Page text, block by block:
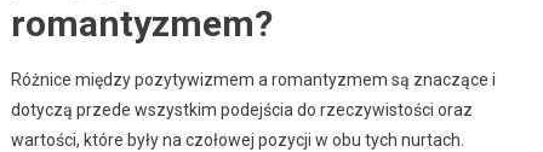
romantyzmem?
Różnice między pozytywizmem a romantyzmem są znaczące i
dotyczą przede wszystkim podejścia do rzeczywistości oraz
wartości, które były na czołowej pozycji w obu tych nurtach.